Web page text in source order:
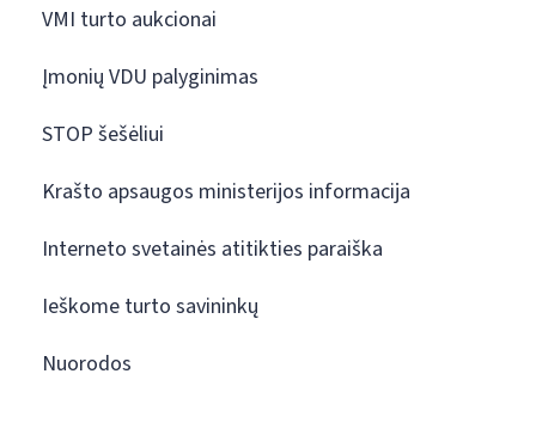
VMI turto aukcionai
Įmonių VDU palyginimas
STOP šešėliui
Krašto apsaugos ministerijos informacija
Interneto svetainės atitikties paraiška
Ieškome turto savininkų
Nuorodos